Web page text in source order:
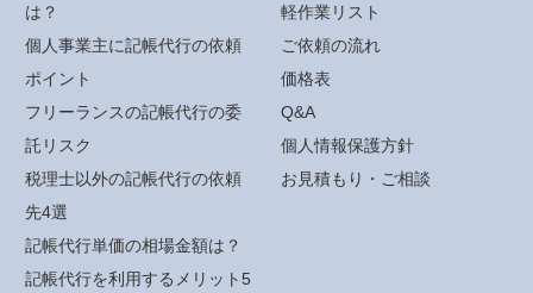
は？
個人事業主に記帳代行の依頼
ポイント
フリーランスの記帳代行の委
託リスク
税理士以外の記帳代行の依頼
先4選
記帳代行単価の相場金額は？
記帳代行を利用するメリット5
軽作業リスト
ご依頼の流れ
価格表
Q&A
個人情報保護方針
お見積もり・ご相談